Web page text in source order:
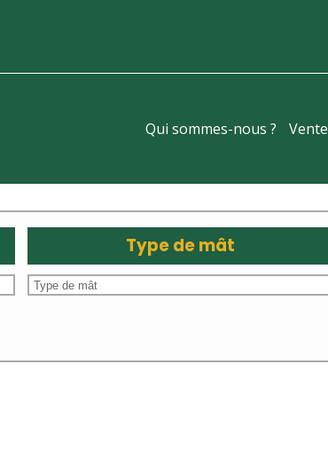
Qui sommes-nous ?
Type de mât